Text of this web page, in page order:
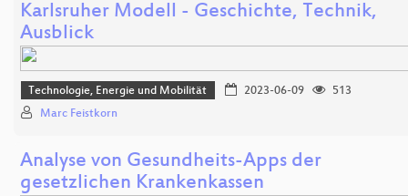
Karlsruher Modell - Geschichte, Technik,
Ausblick
Technologie, Energie und Mobilität 2023-06-09
513
Marc Feistkorn
Analyse von Gesundheits-Apps der
gesetzlichen Krankenkassen